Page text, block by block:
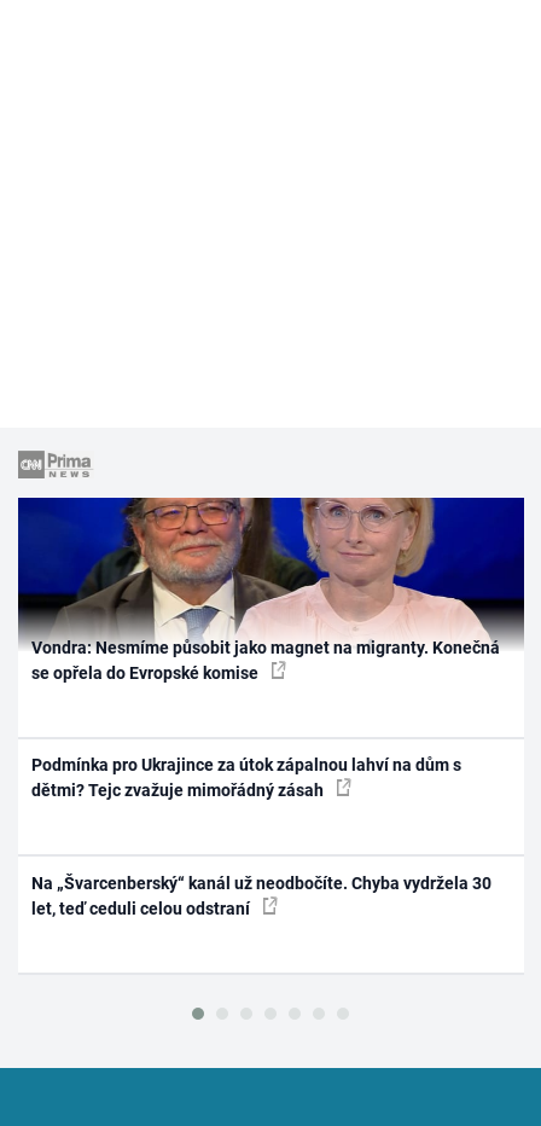
Vondra: Nesmíme působit jako magnet na migranty. Konečná
se opřela do Evropské komise
Podmínka pro Ukrajince za útok zápalnou lahví na dům s
dětmi? Tejc zvažuje mimořádný zásah
Na „Švarcenberský“ kanál už neodbočíte. Chyba vydržela 30
let, teď ceduli celou odstraní